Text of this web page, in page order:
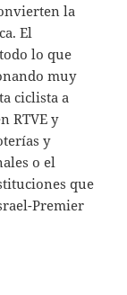
la
El
lo que
muy
ciclista a
RTVE y
y
o el
que
Premier